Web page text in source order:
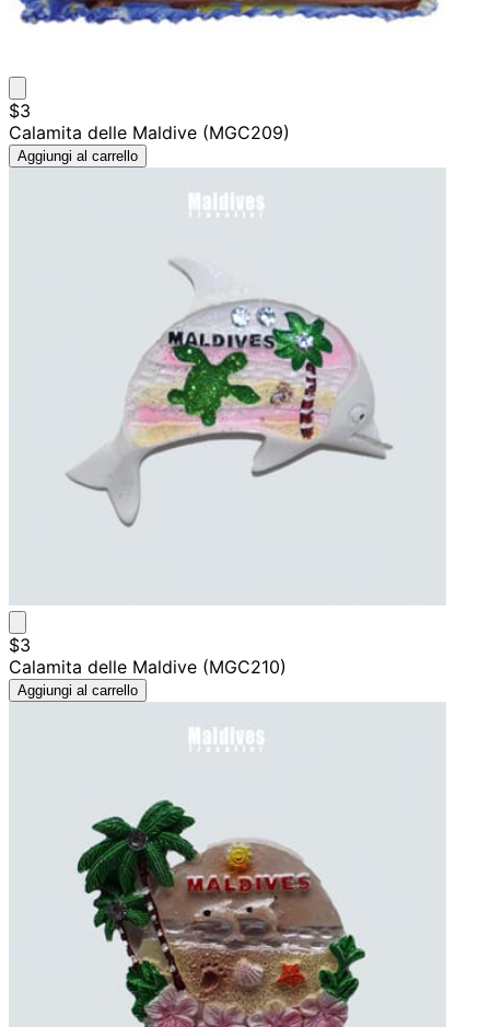
$3
Calamita delle Maldive (MGC209)
Aggiungi al carrello
$3
Calamita delle Maldive (MGC210)
Aggiungi al carrello